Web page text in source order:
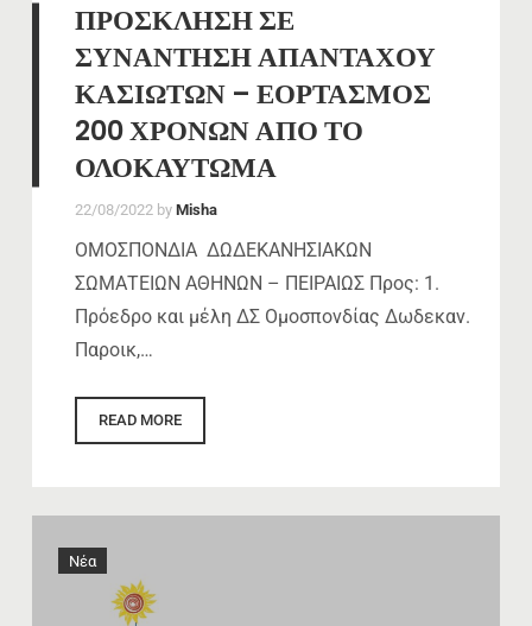
ΠΡΟΣΚΛΗΣΗ ΣΕ
ΣΥΝΑΝΤΗΣΗ ΑΠΑΝΤΑΧΟΥ
ΚΑΣΙΩΤΩΝ – ΕΟΡΤΑΣΜΟΣ
200 ΧΡΟΝΩΝ ΑΠΟ ΤΟ
ΟΛΟΚΑΥΤΩΜΑ
22/08/2022 by Misha
ΟΜΟΣΠΟΝΔΙΑ ΔΩΔΕΚΑΝΗΣΙΑΚΩΝ
ΣΩΜΑΤΕΙΩΝ ΑΘΗΝΩΝ – ΠΕΙΡΑΙΩΣ Προς: 1.
Πρόεδρο και μέλη ΔΣ Ομοσπονδίας Δωδεκαν.
Παροικ,…
READ MORE
Νέα